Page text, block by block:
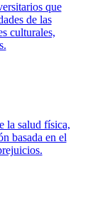
que
de las
culturales,
la salud física,
basada en el